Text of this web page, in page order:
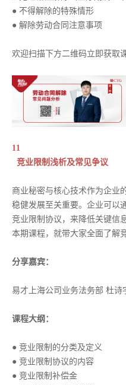
● 不得解除的特殊情形
● 解除劳动合同注意事项
欢迎扫描下方二维码立即获取
11
竞业限制浅析及常见争议
商业秘密与核心技术作为企业
稳健发展至关重要。企业可以
竞业限制协议，来降低关键信
本期课程，就带大家全面了解
分享嘉宾：
易才上海公司业务法务部 杜诗
课程大纲：
● 竞业限制的分类及定义
● 竞业限制协议的内容
● 竞业限制补偿金